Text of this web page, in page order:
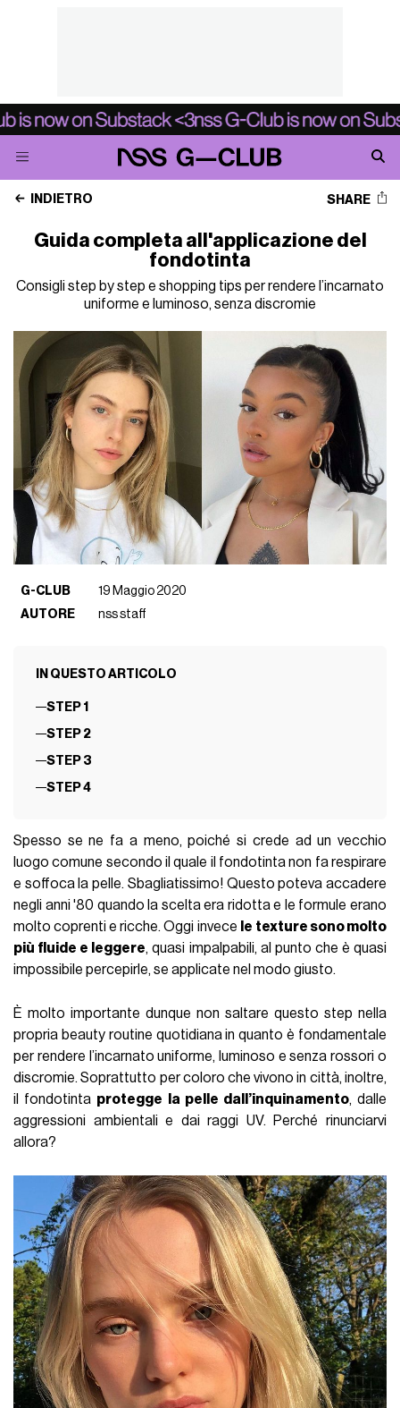
INDIETRO SHARE
Guida completa all'applicazione del
fondotinta
Consigli step by step e shopping tips per rendere l’incarnato
uniforme e luminoso, senza discromie
G-CLUB
19 Maggio 2020
AUTORE
nss staff
IN QUESTO ARTICOLO
STEP 1
STEP 2
STEP 3
STEP 4
Spesso se ne fa a meno, poiché si crede ad un vecchio
luogo comune secondo il quale il fondotinta non fa respirare
e soffoca la pelle. Sbagliatissimo! Questo poteva accadere
negli anni '80 quando la scelta era ridotta e le formule erano
molto coprenti e ricche. Oggi invece le texture sono molto
più fluide e leggere, quasi impalpabili, al punto che è quasi
impossibile percepirle, se applicate nel modo giusto.
È molto importante dunque non saltare questo step nella
propria beauty routine quotidiana in quanto è fondamentale
per rendere l’incarnato uniforme, luminoso e senza rossori o
discromie. Soprattutto per coloro che vivono in città, inoltre,
il fondotinta protegge la pelle dall’inquinamento, dalle
aggressioni ambientali e dai raggi UV. Perché rinunciarvi
allora?